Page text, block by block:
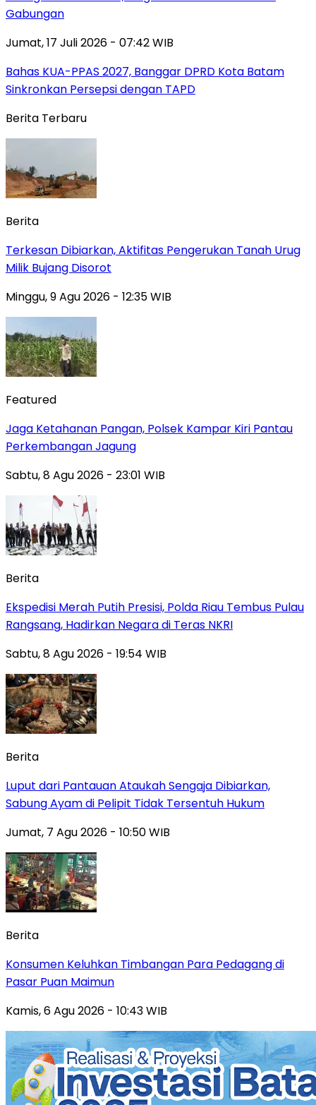
Gabungan
Jumat, 17 Juli 2026 - 07:42 WIB
Bahas KUA-PPAS 2027, Banggar DPRD Kota Batam
Sinkronkan Persepsi dengan TAPD
Berita Terbaru
Berita
Terkesan Dibiarkan, Aktifitas Pengerukan Tanah Urug
Milik Bujang Disorot
Minggu, 9 Agu 2026 - 12:35 WIB
Featured
Jaga Ketahanan Pangan, Polsek Kampar Kiri Pantau
Perkembangan Jagung
Sabtu, 8 Agu 2026 - 23:01 WIB
Berita
Ekspedisi Merah Putih Presisi, Polda Riau Tembus Pulau
Rangsang, Hadirkan Negara di Teras NKRI
Sabtu, 8 Agu 2026 - 19:54 WIB
Berita
Luput dari Pantauan Ataukah Sengaja Dibiarkan,
Sabung Ayam di Pelipit Tidak Tersentuh Hukum
Jumat, 7 Agu 2026 - 10:50 WIB
Berita
Konsumen Keluhkan Timbangan Para Pedagang di
Pasar Puan Maimun
Kamis, 6 Agu 2026 - 10:43 WIB